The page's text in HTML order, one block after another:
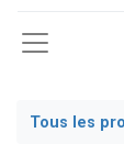
Tous les